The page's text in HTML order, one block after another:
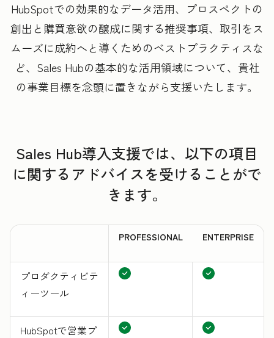
HubSpotでの効果的なデータ活用、プロスペクトの
創出と購買意欲の醸成に関する推奨事項、取引をス
ムーズに成約へと導くためのベストプラクティスな
ど、Sales Hubの基本的な活用領域について、貴社
の事業目標を念頭に置きながら支援いたします。
Sales Hub導入支援では、以下の項目
に関するアドバイスを受けることがで
きます。
PROFESSIONAL ENTERPRISE
プロダクティビテ
ィーツール
HubSpotで営業プ